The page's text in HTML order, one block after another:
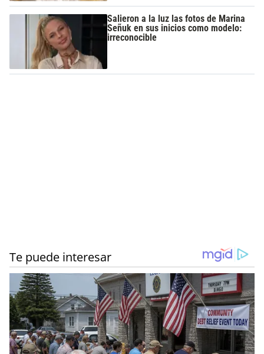
Salieron a la luz las fotos de Marina
Señuk en sus inicios como modelo:
irreconocible